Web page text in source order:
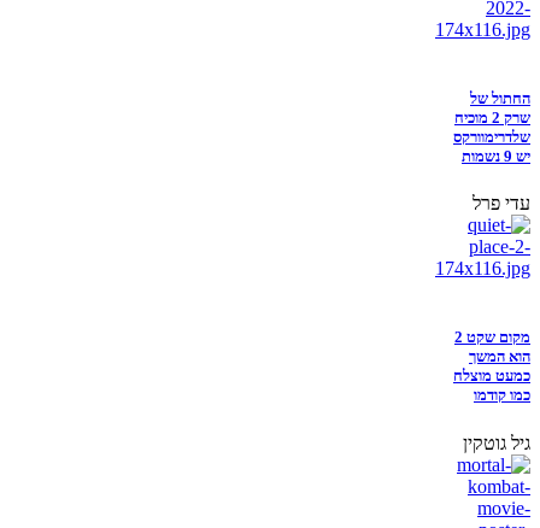
החתול של
שרק 2 מוכיח
שלדרימוורקס
יש 9 נשמות
עדי פרל
מקום שקט 2
הוא המשך
כמעט מוצלח
כמו קודמו
גיל גוטקין